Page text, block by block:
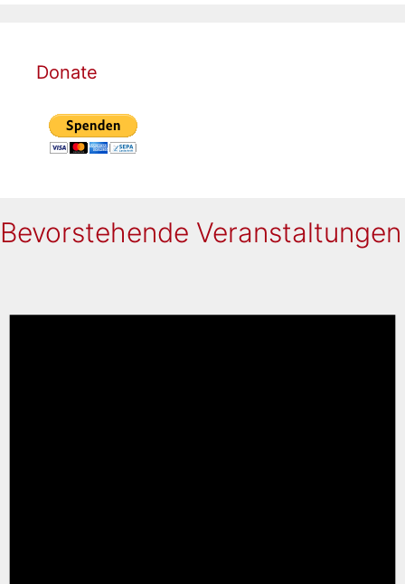
Donate
Bevorstehende Veranstaltungen